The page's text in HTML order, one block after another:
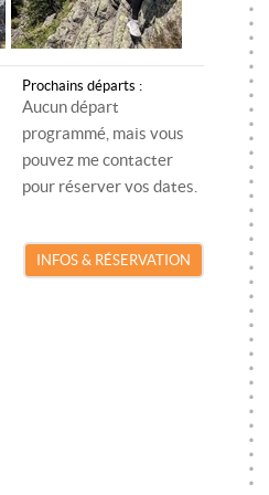
SKI/SNOWBOARD
SPÉLÉOLOGIE
VTT
Prochains départs :
Aucun départ
programmé, mais vous
pouvez me contacter
pour réserver vos dates.
INFOS & RÉSERVATION